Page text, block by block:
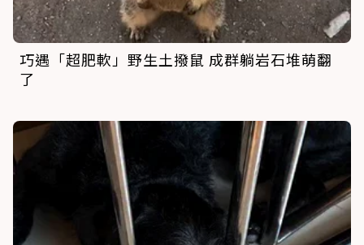
巧遇「超肥軟」野生土撥鼠 成群躺岩石堆萌翻
了